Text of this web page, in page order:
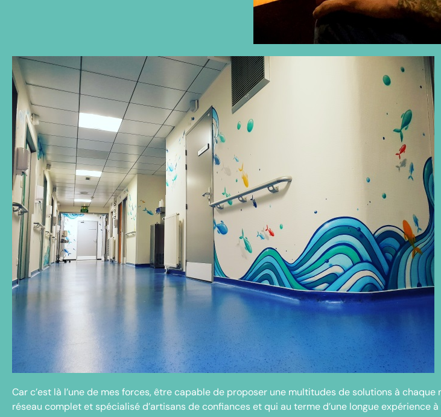
Car c’est là l’une de mes forces, être capable de proposer une multitudes de solutions à
réseau complet et spécialisé d’artisans de confiances et qui au terme d’une longue expérience